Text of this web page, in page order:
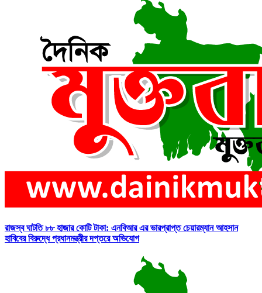
রাজস্ব ঘাটতি ৮৮ হাজার কোটি টাকা: এনবিআর এর ভারপ্রাপ্ত চেয়ারম্যান আহসান
হাবিবের বিরুদ্ধে প্রধানমন্ত্রীর দপ্তরে অভিযোগ